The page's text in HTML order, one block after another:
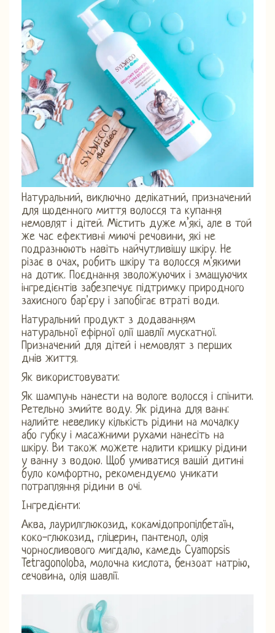
Натуральний, виключно делікатний, призначений
для щоденного миття волосся та купання
немовлят і дітей. Містить дуже м’які, але в той
же час ефективні миючі речовини, які не
подразнюють навіть найчутливішу шкіру. Не
різає в очах, робить шкіру та волосся м'якими
на дотик. Поєднання зволожуючих і змащуючих
інгредієнтів забезпечує підтримку природного
захисного бар'єру і запобігає втраті води.
Натуральний продукт з додаванням
натуральної ефірної олії шавлії мускатної.
Призначений для дітей і немовлят з перших
днів життя.
Як використовувати:
Як шампунь нанести на вологе волосся і спінити.
Ретельно змийте воду. Як рідина для ванн:
налийте невелику кількість рідини на мочалку
або губку і масажними рухами нанесіть на
шкіру. Ви також можете налити кришку рідини
у ванну з водою. Щоб умиватися вашій дитині
було комфортно, рекомендуємо уникати
потрапляння рідини в очі.
Інгредієнти:
Аква, лаурилглюкозид, кокамідопропілбетаїн,
коко-глюкозид, гліцерин, пантенол, олія
чорносливового мигдалю, камедь Cyamopsis
Tetragonoloba, молочна кислота, бензоат натрію,
сечовина, олія шавлії.